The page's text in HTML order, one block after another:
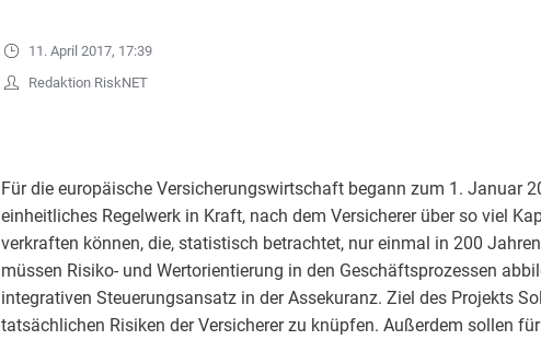
11. April 2017, 17:39
Redaktion RiskNET
Für die europäische Versicherungswirtschaft begann zum 1. Januar
einheitliches Regelwerk in Kraft, nach dem Versicherer über so viel
verkraften können, die, statistisch betrachtet, nur einmal in 200
müssen Risiko- und Wertorientierung in den Geschäftsprozessen
integrativen Steuerungsansatz in der Assekuranz. Ziel des Projekts
tatsächlichen Risiken der Versicherer zu knüpfen. Außerdem sollen